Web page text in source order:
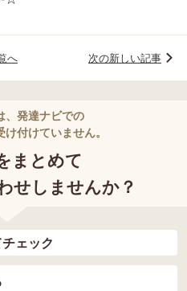
へ 次の新しい記事
、発達ナビでの
付けていません。
まとめて
せしませんか？
ェック